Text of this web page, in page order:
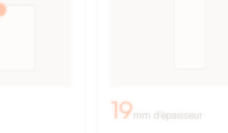
19mm d'épaisseur